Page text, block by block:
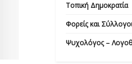
Τοπική Δημοκρατία
Φορείς και
Ψυχολόγος –